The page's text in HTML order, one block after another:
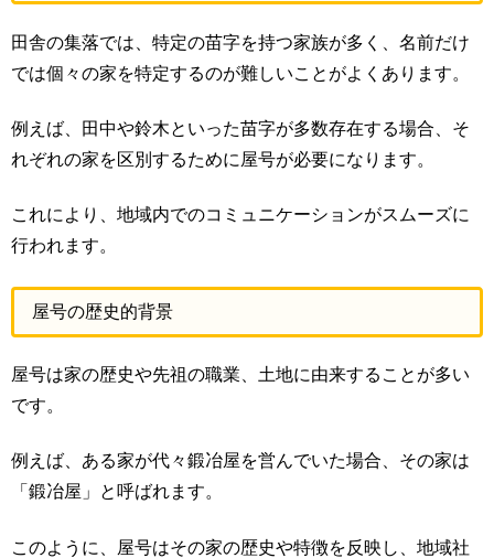
田舎の集落では、特定の苗字を持つ家族が多く、名前だけ
では個々の家を特定するのが難しいことがよくあります。
例えば、田中や鈴木といった苗字が多数存在する場合、そ
れぞれの家を区別するために屋号が必要になります。
これにより、地域内でのコミュニケーションがスムーズに
行われます。
屋号の歴史的背景
屋号は家の歴史や先祖の職業、土地に由来することが多い
です。
例えば、ある家が代々鍛冶屋を営んでいた場合、その家は
「鍛冶屋」と呼ばれます。
このように、屋号はその家の歴史や特徴を反映し、地域社